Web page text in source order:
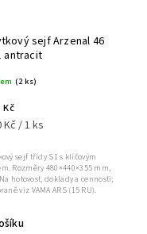
sejf Arzenal 46
antracit
(2 ks)
Kč
Kč / 1 ks
sejf třídy S1 s klíčovým
Rozměry 480×440×355 mm,
hotovost, doklady a cennosti;
viz VAMA ARS (15 RU).